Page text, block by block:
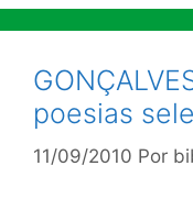
poesias
11/09/2010 Por